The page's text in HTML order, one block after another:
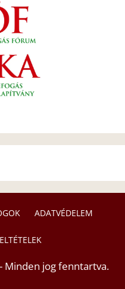
ADATVÉDELEM
Minden jog fenntartva.